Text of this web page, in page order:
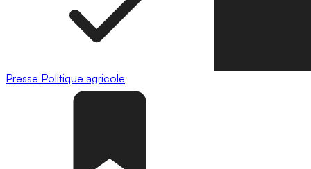
Presse Politique agricole